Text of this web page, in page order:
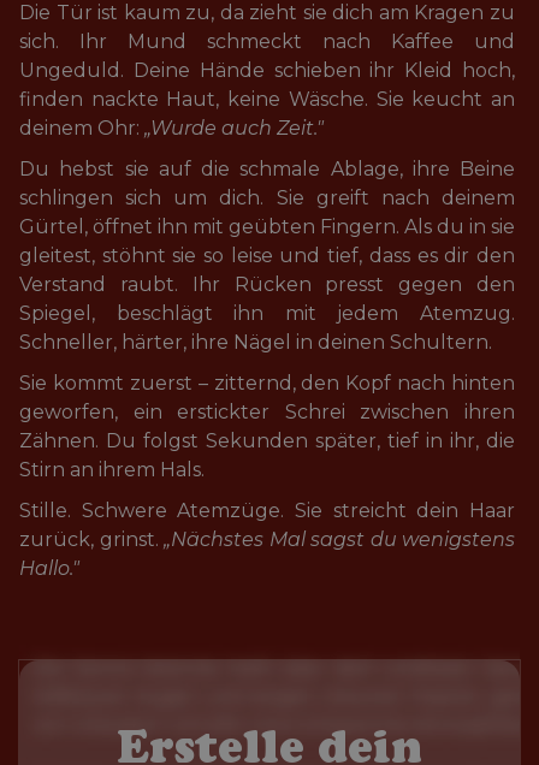
Die Tür ist kaum zu, da zieht sie dich am Kragen zu
sich. Ihr Mund schmeckt nach Kaffee und
Ungeduld. Deine Hände schieben ihr Kleid hoch,
finden nackte Haut, keine Wäsche. Sie keucht an
deinem Ohr: „Wurde auch Zeit."
Du hebst sie auf die schmale Ablage, ihre Beine
schlingen sich um dich. Sie greift nach deinem
Gürtel, öffnet ihn mit geübten Fingern. Als du in sie
gleitest, stöhnt sie so leise und tief, dass es dir den
Verstand raubt. Ihr Rücken presst gegen den
Spiegel, beschlägt ihn mit jedem Atemzug.
Schneller, härter, ihre Nägel in deinen Schultern.
Sie kommt zuerst – zitternd, den Kopf nach hinten
geworfen, ein erstickter Schrei zwischen ihren
Zähnen. Du folgst Sekunden später, tief in ihr, die
Stirn an ihrem Hals.
Stille. Schwere Atemzüge. Sie streicht dein Haar
zurück, grinst. „Nächstes Mal sagst du wenigstens
Hallo."
Erstelle dein